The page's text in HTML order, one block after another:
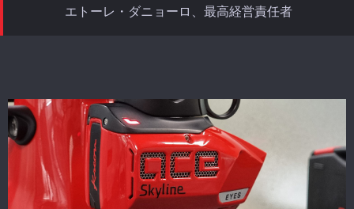
エトーレ・ダニョーロ、最高経営責任者